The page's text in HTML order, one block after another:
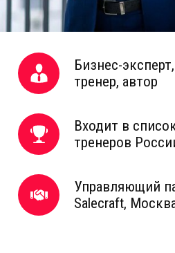
Бизнес-
тренер, автор
Входит в
тренеров
Управляющий
Salecraft,